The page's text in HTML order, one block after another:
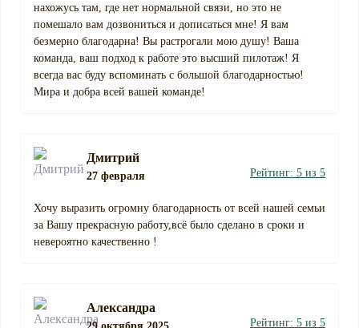
нахожусь там, где нет нормальной связи, но это не
помешало вам дозвониться и дописаться мне! Я вам
безмерно благодарна! Вы растрогали мою душу! Ваша
команда, ваш подход к работе это высший пилотаж! Я
всегда вас буду вспоминать с большой благодарностью!
Мира и добра всей вашей команде!
Дмитрий
27 февраля Рейтинг: 5 из 5
Хочу выразить огромну благодарность от всей нашей семьи
за Вашу прекрасную работу,всё было сделано в сроки и
невероятно качественно !
Александра
Рейтинг: 5 из 5